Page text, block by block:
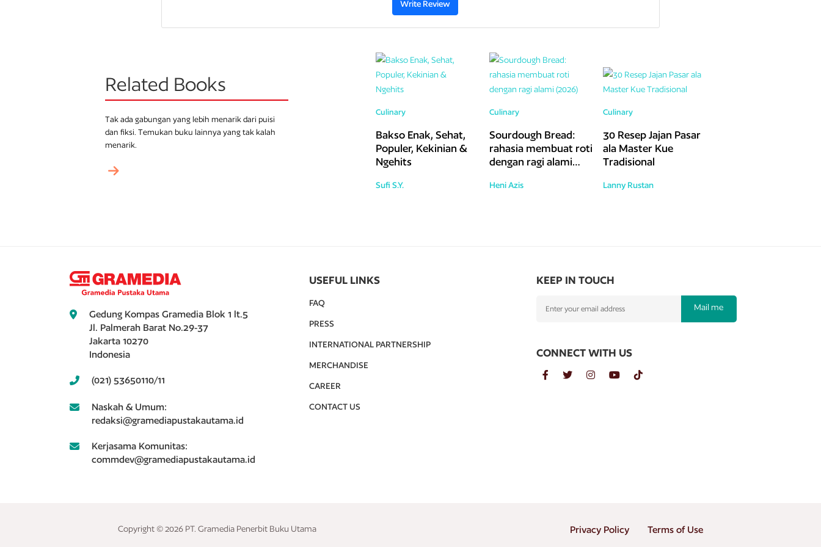
Write Review
Related Books
Tak ada gabungan yang lebih menarik dari puisi
dan fiksi. Temukan buku lainnya yang tak kalah
menarik.
Culinary
Bakso Enak, Sehat,
Populer, Kekinian &
Ngehits
Sufi S.Y.
Culinary
Sourdough Bread:
rahasia membuat roti
dengan ragi alami
Heni Azis
Culinary
30 Resep Jajan Pasar
ala Master Kue
Tradisional
Lanny Rustan
Gedung Kompas Gramedia Blok 1 lt.5
Jl. Palmerah Barat No.29-37
Jakarta 10270
Indonesia
(021) 53650110/11
Naskah & Umum:
redaksi@gramediapustakautama.id
Kerjasama Komunitas:
commdev@gramediapustakautama.id
USEFUL LINKS
FAQ
PRESS
INTERNATIONAL PARTNERSHIP
MERCHANDISE
CAREER
CONTACT US
KEEP IN TOUCH
Mail me
CONNECT WITH US
Copyright © 2026 PT. Gramedia Penerbit Buku Utama Privacy Policy Terms of Use